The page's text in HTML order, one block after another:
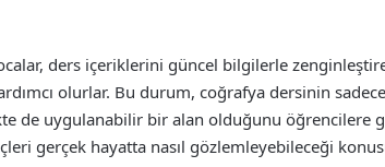
ders içeriklerini güncel bilgilerle
olurlar. Bu durum, coğrafya dersinin
de uygulanabilir bir alan olduğunu öğrencilere
gerçek hayatta nasıl gözlemleyebileceği